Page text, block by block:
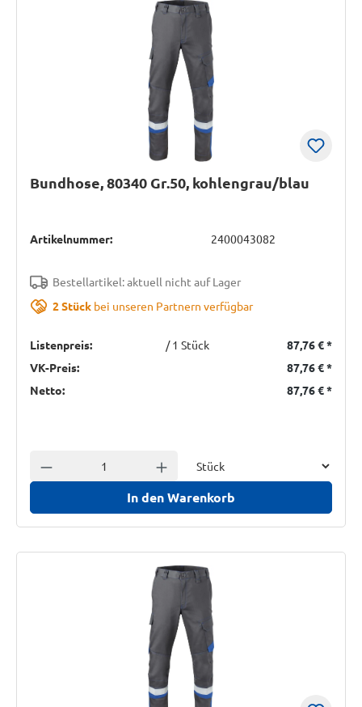
Bundhose, 80340 Gr.50, kohlengrau/blau
Artikelnummer: 2400043082
Bestellartikel: aktuell nicht auf Lager
2 Stück bei unseren Partnern verfügbar
Listenpreis: / 1 Stück 87,76 €*
VK-Preis:
87,76 €*
Netto:
87,76 €*
Anzahl verringern Anzahl erhöhen
In den Warenkorb